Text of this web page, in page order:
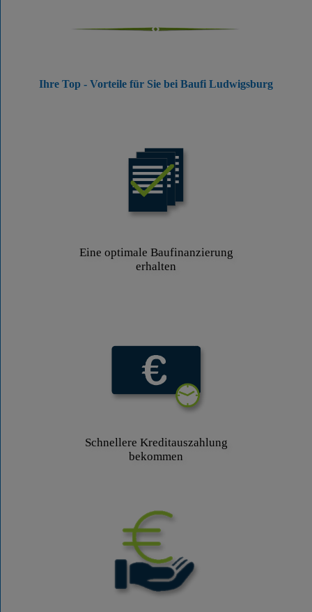
Ihre Top - Vorteile für Sie bei Baufi Ludwigsburg
Eine optimale Baufinanzierung
erhalten
Schnellere Kreditauszahlung
bekommen